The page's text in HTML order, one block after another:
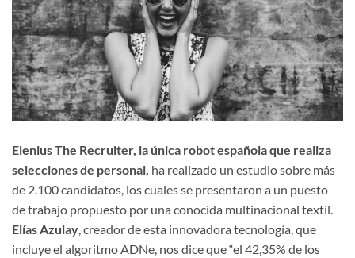
Elenius The Recruiter, la única robot española que realiza
selecciones de personal, ha realizado un estudio sobre más
de 2.100 candidatos, los cuales se presentaron a un puesto
de trabajo propuesto por una conocida multinacional textil.
Elías Azulay, creador de esta innovadora tecnología, que
incluye el algoritmo ADNe, nos dice que “el 42,35% de los